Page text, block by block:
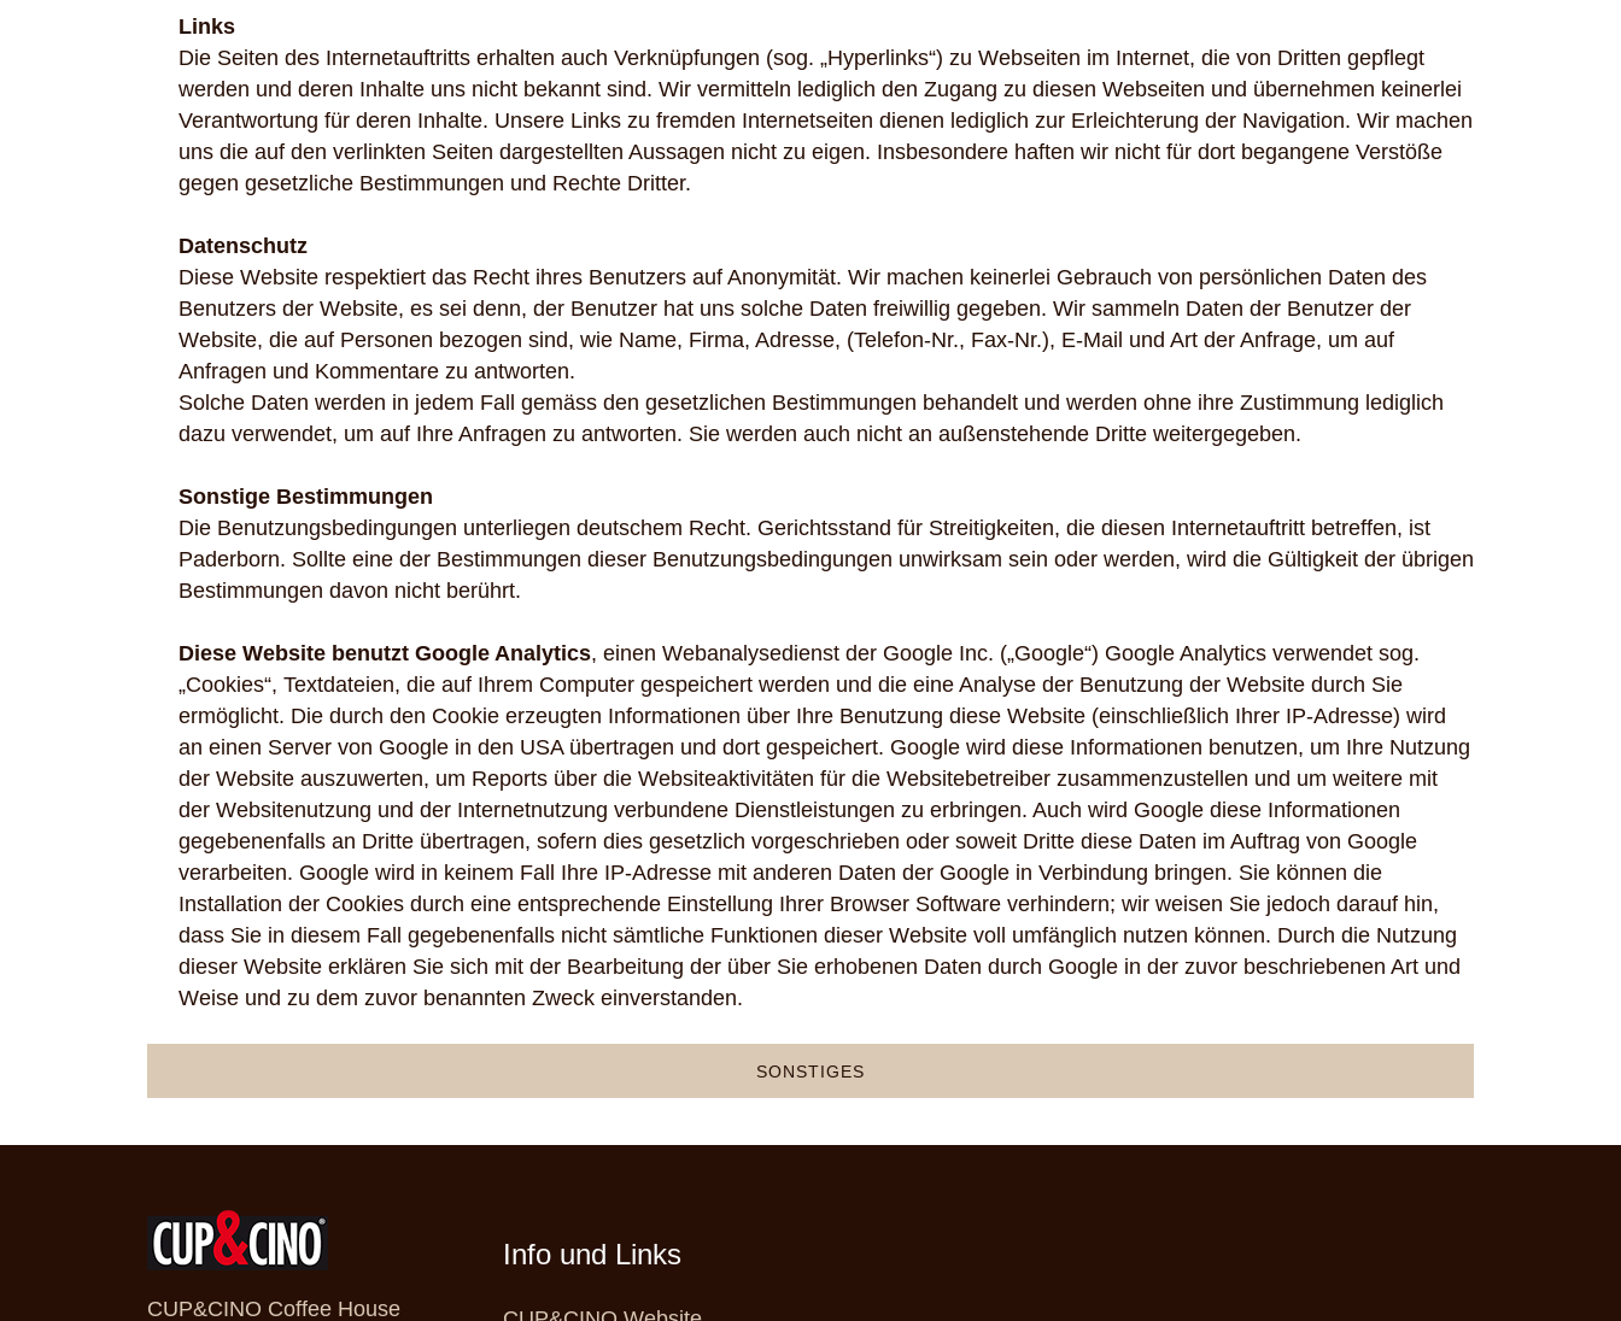
Links
Die Seiten des Internetauftritts erhalten auch Verknüpfungen (sog. „Hyperlinks“) zu Webseiten im Internet, die von Dritten gepflegt
werden und deren Inhalte uns nicht bekannt sind. Wir vermitteln lediglich den Zugang zu diesen Webseiten und übernehmen keinerlei
Verantwortung für deren Inhalte. Unsere Links zu fremden Internetseiten dienen lediglich zur Erleichterung der Navigation. Wir machen
uns die auf den verlinkten Seiten dargestellten Aussagen nicht zu eigen. Insbesondere haften wir nicht für dort begangene Verstöße
gegen gesetzliche Bestimmungen und Rechte Dritter.
Datenschutz
Diese Website respektiert das Recht ihres Benutzers auf Anonymität. Wir machen keinerlei Gebrauch von persönlichen Daten des
Benutzers der Website, es sei denn, der Benutzer hat uns solche Daten freiwillig gegeben. Wir sammeln Daten der Benutzer der
Website, die auf Personen bezogen sind, wie Name, Firma, Adresse, (Telefon-Nr., Fax-Nr.), E-Mail und Art der Anfrage, um auf
Anfragen und Kommentare zu antworten.
Solche Daten werden in jedem Fall gemäss den gesetzlichen Bestimmungen behandelt und werden ohne ihre Zustimmung lediglich
dazu verwendet, um auf Ihre Anfragen zu antworten. Sie werden auch nicht an außenstehende Dritte weitergegeben.
Sonstige Bestimmungen
Die Benutzungsbedingungen unterliegen deutschem Recht. Gerichtsstand für Streitigkeiten, die diesen Internetauftritt betreffen, ist
Paderborn. Sollte eine der Bestimmungen dieser Benutzungsbedingungen unwirksam sein oder werden, wird die Gültigkeit der übrigen
Bestimmungen davon nicht berührt.
Diese Website benutzt Google Analytics, einen Webanalysedienst der Google Inc. („Google“) Google Analytics verwendet sog.
„Cookies“, Textdateien, die auf Ihrem Computer gespeichert werden und die eine Analyse der Benutzung der Website durch Sie
ermöglicht. Die durch den Cookie erzeugten Informationen über Ihre Benutzung diese Website (einschließlich Ihrer IP-Adresse) wird
an einen Server von Google in den USA übertragen und dort gespeichert. Google wird diese Informationen benutzen, um Ihre Nutzung
der Website auszuwerten, um Reports über die Websiteaktivitäten für die Websitebetreiber zusammenzustellen und um weitere mit
der Websitenutzung und der Internetnutzung verbundene Dienstleistungen zu erbringen. Auch wird Google diese Informationen
gegebenenfalls an Dritte übertragen, sofern dies gesetzlich vorgeschrieben oder soweit Dritte diese Daten im Auftrag von Google
verarbeiten. Google wird in keinem Fall Ihre IP-Adresse mit anderen Daten der Google in Verbindung bringen. Sie können die
Installation der Cookies durch eine entsprechende Einstellung Ihrer Browser Software verhindern; wir weisen Sie jedoch darauf hin,
dass Sie in diesem Fall gegebenenfalls nicht sämtliche Funktionen dieser Website voll umfänglich nutzen können. Durch die Nutzung
dieser Website erklären Sie sich mit der Bearbeitung der über Sie erhobenen Daten durch Google in der zuvor beschriebenen Art und
Weise und zu dem zuvor benannten Zweck einverstanden.
SONSTIGES
CUP&CINO Coffee House
Info und Links